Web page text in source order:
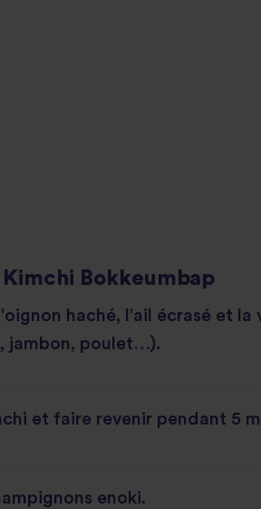
Bokkeumbap
haché, l'ail écrasé et la
jambon, poulet…).
et faire revenir pendant 5
enoki.